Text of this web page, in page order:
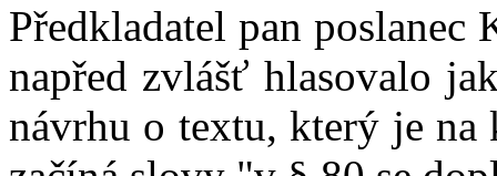
Předkladatel pan poslanec
napřed zvlášť hlasovalo
návrhu o textu, který je na